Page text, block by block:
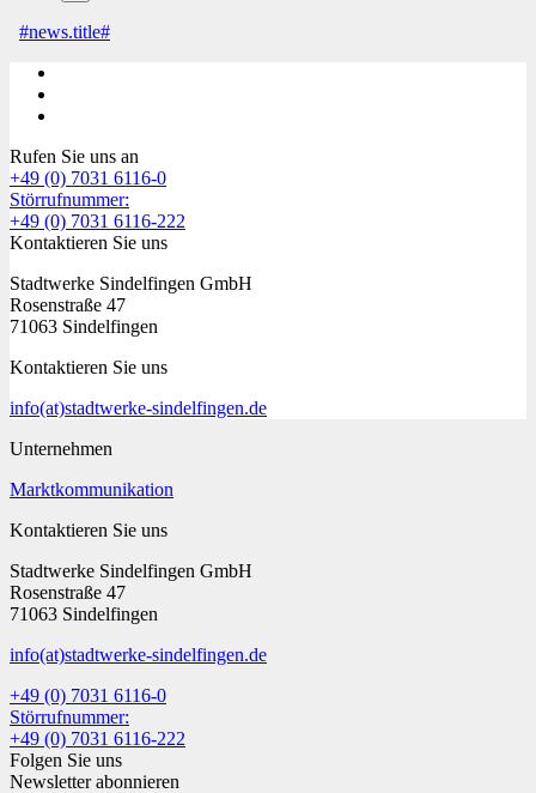
#news.title#
Rufen Sie uns an
+49 (0) 7031 6116-0
Störrufnummer:
+49 (0) 7031 6116-222
Kontaktieren Sie uns
Stadtwerke Sindelfingen GmbH
Rosenstraße 47
71063 Sindelfingen
Kontaktieren Sie uns
info(at)stadtwerke-sindelfingen.de
Unternehmen
Marktkommunikation
Kontaktieren Sie uns
Stadtwerke Sindelfingen GmbH
Rosenstraße 47
71063 Sindelfingen
info(at)stadtwerke-sindelfingen.de
+49 (0) 7031 6116-0
Störrufnummer:
+49 (0) 7031 6116-222
Folgen Sie uns
Newsletter abonnieren